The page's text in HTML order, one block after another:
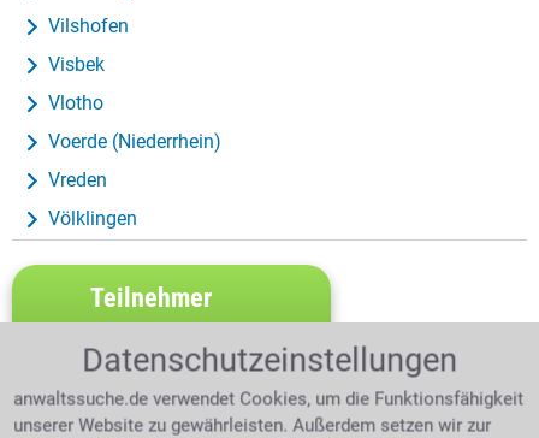
Vilshofen
Visbek
Vlotho
Voerde (Niederrhein)
Vreden
Völklingen
Teilnehmer
Rabattaktion
sichern
Datenschutzeinstellungen
anwaltssuche.de verwendet Cookies, um die Funktionsfähigkeit
unserer Website zu gewährleisten. Außerdem setzen wir zur